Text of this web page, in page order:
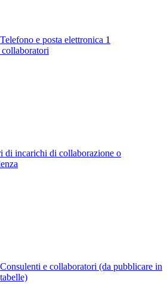
Telefono e posta elettronica 1
di incarichi di collaborazione o
Consulenti e collaboratori (da pubblicare in
tabelle)